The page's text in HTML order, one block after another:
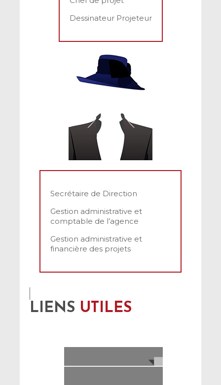
Dessinateur Projeteur
Secrétaire de Direction
Gestion administrative et
comptable de l’agence
Gestion administrative et
financière des projets
LIENS UTILES